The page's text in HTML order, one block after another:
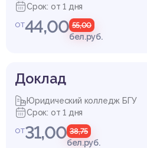
Срок: от 1 дня
от44,00 55,00
бел.руб.
Доклад
Юридический колледж БГУ
Срок: от 1 дня
от31,00 38,75
бел.руб.